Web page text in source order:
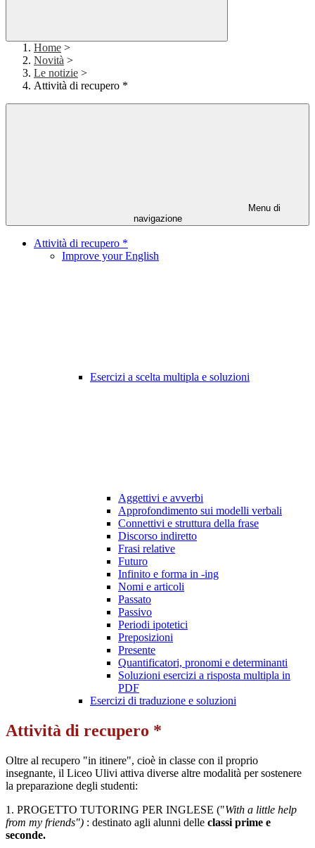
Home >
Novità >
Le notizie >
Attività di recupero *
Menu di
navigazione
Attività di recupero *
Improve your English
Esercizi a scelta multipla e soluzioni
Aggettivi e avverbi
Approfondimento sui modelli verbali
Connettivi e struttura della frase
Discorso indiretto
Frasi relative
Futuro
Infinito e forma in -ing
Nomi e articoli
Passato
Passivo
Periodi ipotetici
Preposizioni
Presente
Quantificatori, pronomi e determinanti
Soluzioni esercizi a risposta multipla in
PDF
Esercizi di traduzione e soluzioni
Attività di recupero *
Oltre al recupero "in itinere", cioè in classe con il proprio
insegnante, il Liceo Ulivi attiva diverse altre modalità per sostenere
la preparazione degli studenti:
1. PROGETTO TUTORING PER INGLESE ("With a little help
from my friends") : destinato agli alunni delle classi prime e
seconde.